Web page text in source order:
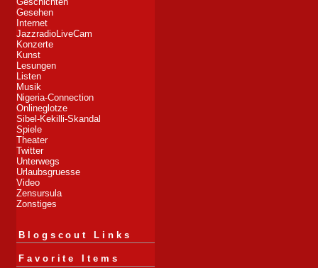
Gesehen
Internet
JazzradioLiveCam
Konzerte
Kunst
Lesungen
Listen
Musik
Nigeria-Connection
Onlineglotze
Sibel-Kekilli-Skandal
Spiele
Theater
Twitter
Unterwegs
Urlaubsgruesse
Video
Zensursula
Zonstiges
Blogscout Links
Favorite Items